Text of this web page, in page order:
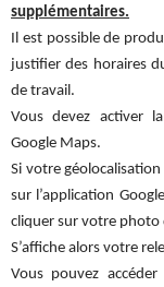
supplémentaires.
Il est possible de
justifier des horaires
de travail.
Vous devez activer
Google Maps.
Si votre
sur l’application
cliquer sur votre photo
S’affiche alors votre
Vous pouvez